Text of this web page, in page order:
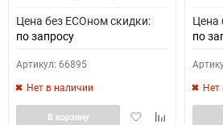
Цена без ECOном скидки:
по запросу
Артикул: 66895
Нет в наличии
ДобавитьДобавить
В корзину
Цена
по
Нет